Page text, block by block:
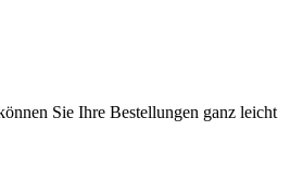
Sie Ihre Bestellungen ganz leicht